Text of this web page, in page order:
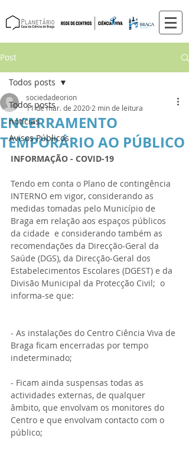
Post
Todos posts
notícias
Avisos Públicos
Todos posts
ENCERRAMENTO
TEMPORÁRIO AO PÚBLICO
sociedadeorion
11 de mar. de 2020 2 min de leitura
INFORMAÇÃO - COVID-19
Tendo em conta o Plano de contingência
INTERNO em vigor, considerando as
medidas tomadas pelo Município de
Braga em relação aos espaços públicos
da cidade  e considerando também as
recomendações da Direcção-Geral da
Saúde (DGS), da Direcção-Geral dos
Estabelecimentos Escolares (DGEST) e da
Divisão Municipal da Protecção Civil;  o
informa-se que:
- As instalações do Centro Ciência Viva de
Braga ficam encerradas por tempo
indeterminado;
- Ficam ainda suspensas todas as
actividades externas, de qualquer
âmbito, que envolvam os monitores do
Centro e que envolvam contacto com o
público;